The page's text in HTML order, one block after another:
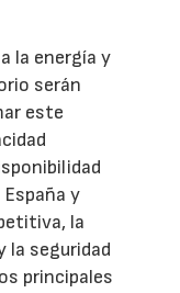
la energía y
serán
este
y
la
la seguridad
principales